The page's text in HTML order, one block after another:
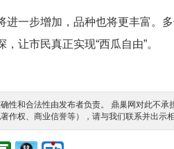
一步增加，品种也将更丰富。
让市民真正实现“西瓜自由”。
性和合法性由发布者负责。 鼎巢网对此不承
权、商业信誉等），请与我们联系并出示